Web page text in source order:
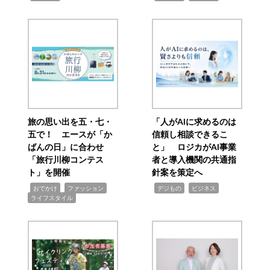
旅の思い出を五・七・
五で！ エースが「か
ばんの日」に合わせ
「旅行川柳コンテス
ト」を開催
おでかけ ファッション
ライフスタイル
「人がAIに求めるのは
信頼し相談できるこ
と」 ロジカがAI事業
者と導入機関の共通指
針案を策定へ
デジもの ビジネス